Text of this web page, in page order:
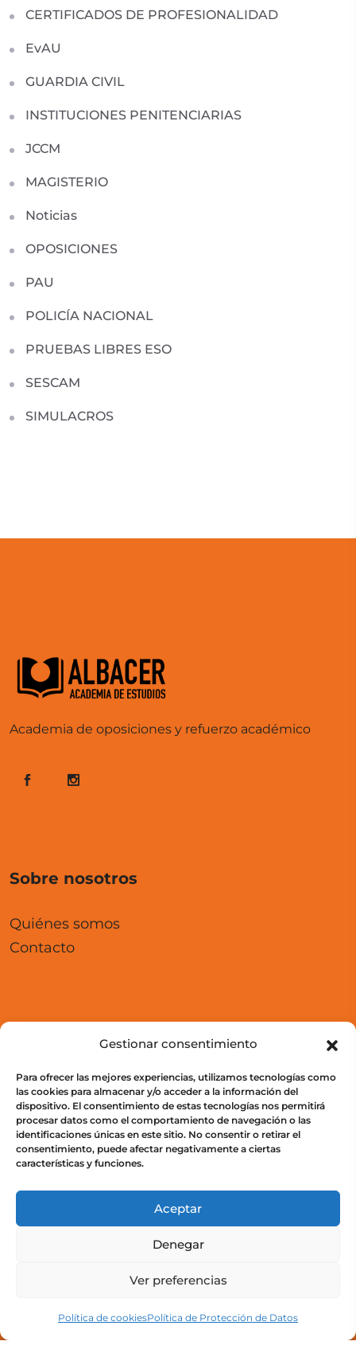
Gestionar consentimiento
Para ofrecer las mejores experiencias, utilizamos tecnologías como
las cookies para almacenar y/o acceder a la información del
dispositivo. El consentimiento de estas tecnologías nos permitirá
procesar datos como el comportamiento de navegación o las
identificaciones únicas en este sitio. No consentir o retirar el
consentimiento, puede afectar negativamente a ciertas
características y funciones.
Aceptar
Denegar
Ver preferencias
Política de cookiesPolítica de Protección de Datos
CERTIFICADOS DE PROFESIONALIDAD
EvAU
GUARDIA CIVIL
INSTITUCIONES PENITENCIARIAS
JCCM
MAGISTERIO
Noticias
OPOSICIONES
PAU
POLICÍA NACIONAL
PRUEBAS LIBRES ESO
SESCAM
SIMULACROS
Academia de oposiciones y refuerzo académico
Sobre nosotros
Quiénes somos
Contacto
Aula Virtual
Cursos
Acceso a campus
Legal
Política de privacidad
Política de cookies (UE)